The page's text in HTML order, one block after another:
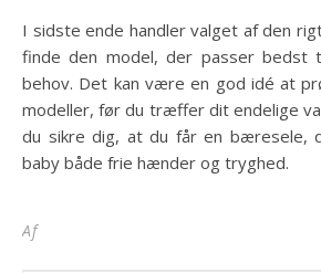
I sidste ende handler valget af den
finde den model, der passer bedst
behov. Det kan være en god idé at
modeller, før du træffer dit endelige
du sikre dig, at du får en bæresele,
baby både frie hænder og tryghed.
Af